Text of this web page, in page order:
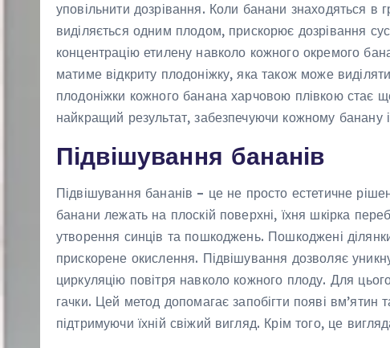
уповільнити дозрівання. Коли банани знаходяться в
виділяється одним плодом, прискорює дозрівання
концентрацію етилену навколо кожного окремого
матиме відкриту плодоніжку, яка також може
плодоніжки кожного банана харчовою плівкою стає
найкращий результат, забезпечуючи кожному банану
Підвішування бананів
Підвішування бананів – це не просто естетичне
банани лежать на плоскій поверхні, їхня шкірка
утворення синців та пошкоджень. Пошкоджені
прискорене окислення. Підвішування дозволяє
циркуляцію повітря навколо кожного плоду. Для
гачки. Цей метод допомагає запобігти появі
підтримуючи їхній свіжий вигляд. Крім того, це